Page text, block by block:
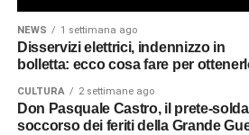
NEWS 1 settimana ago
Disservizi elettrici, indennizzo in
bolletta: ecco cosa fare per
CULTURA 2 settimane ago
Don Pasquale Castro, il prete-
soccorso dei feriti della Grande